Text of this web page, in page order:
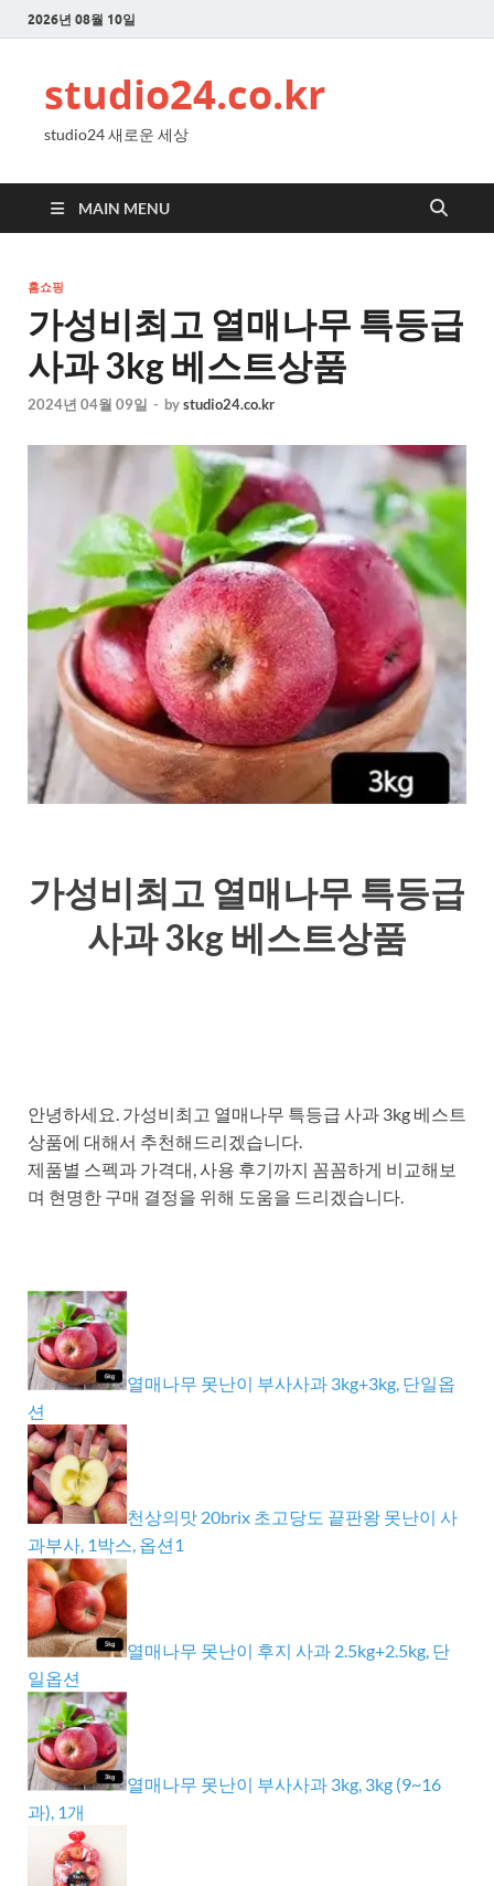
2026년 08월 10일
studio24.co.kr
studio24 새로운 세상
MAIN MENU
홈쇼핑
가성비최고 열매나무 특등급
사과 3kg 베스트상품
2024년 04월 09일 - bystudio24.co.kr
가성비최고 열매나무 특등급
사과 3kg 베스트상품
안녕하세요. 가성비최고 열매나무 특등급 사과 3kg 베스트
상품에 대해서 추천해드리겠습니다.
제품별 스펙과 가격대, 사용 후기까지 꼼꼼하게 비교해보
며 현명한 구매 결정을 위해 도움을 드리겠습니다.
열매나무 못난이 부사사과 3kg+3kg, 단일옵
션
천상의맛 20brix 초고당도 끝판왕 못난이 사
과부사, 1박스, 옵션1
열매나무 못난이 후지 사과 2.5kg+2.5kg, 단
일옵션
열매나무 못난이 부사사과 3kg, 3kg (9~16
과), 1개